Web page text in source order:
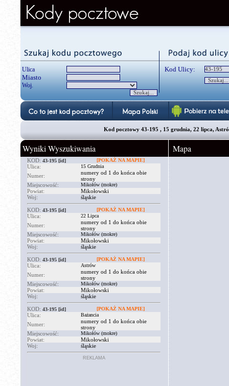
Ulica
Miasto
Woj.
Kod Ulicy:
Kod pocztowy 43-195 , 15 grudnia, 22 lipca,
Wyniki Wyszukiwania
KOD: 43-195 [id] [POKAŻ NA MAPIE]
Ulica: 15 Grudnia
Numer:
numery od 1 do końca obie
strony
Miejscowość:
Mikołów (mokre)
Powiat:
Mikołowski
Woj:
śląskie
KOD: 43-195 [id] [POKAŻ NA MAPIE]
Ulica: 22 Lipca
Numer:
numery od 1 do końca obie
strony
Miejscowość:
Mikołów (mokre)
Powiat:
Mikołowski
Woj:
śląskie
KOD: 43-195 [id] [POKAŻ NA MAPIE]
Ulica: Astrów
Numer:
numery od 1 do końca obie
strony
Miejscowość:
Mikołów (mokre)
Powiat:
Mikołowski
Woj:
śląskie
KOD: 43-195 [id] [POKAŻ NA MAPIE]
Ulica: Bażancia
Numer:
numery od 1 do końca obie
strony
Miejscowość:
Mikołów (mokre)
Powiat:
Mikołowski
Woj:
śląskie
REKLAMA
Mapa